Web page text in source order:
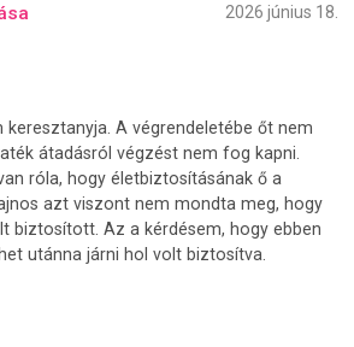
2026 június 18.
keresztanyja. A végrendeletébe őt nem
átadásról végzést nem fog kapni.
róla, hogy életbiztosításának ő a
azt viszont nem mondta meg, hogy
biztosított. Az a kérdésem, hogy ebben
utánna járni hol volt biztosítva.